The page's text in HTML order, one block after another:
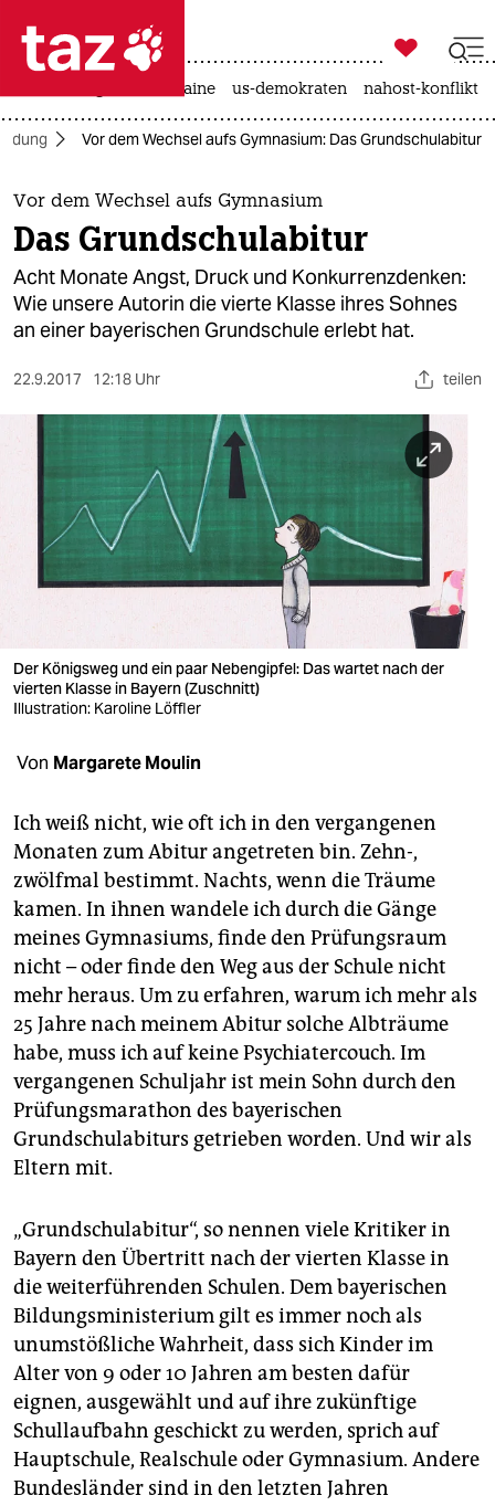
 taz zahl ich
taz zahl ich
themen
politik
öko
gesellschaft
sport
berlin
nord
wahrheit
verlag
verlag
shop
fragen & hilfe
unterstützen
abo
genossenschaft
epaper login

taz zahl ich
krieg in der ukraine us-demokraten nahost-konflikt
Vor dem Wechsel aufs Gymnasium: Das Grundschulabitur
Vor dem Wechsel aufs Gymnasium
Das Grundschulabitur
Acht Monate Angst, Druck und Konkurrenzdenken:
Wie unsere Autorin die vierte Klasse ihres Sohnes
an einer bayerischen Grundschule erlebt hat.
22.9.2017 12:18 Uhr teilen
Der Königsweg und ein paar Nebengipfel: Das wartet nach der
vierten Klasse in Bayern (Zuschnitt)
Illustration: Karoline Löffler
Von Margarete Moulin
Ich weiß nicht, wie oft ich in den vergangenen
Monaten zum Abitur angetreten bin. Zehn-,
zwölfmal bestimmt. Nachts, wenn die Träume
kamen. In ihnen wandele ich durch die Gänge
meines Gymnasiums, finde den Prüfungsraum
nicht – oder finde den Weg aus der Schule nicht
mehr heraus. Um zu erfahren, warum ich mehr als
25 Jahre nach meinem Abitur solche Albträume
habe, muss ich auf keine Psychiatercouch. Im
vergangenen Schuljahr ist mein Sohn durch den
Prüfungsmarathon des bayerischen
Grundschulabiturs getrieben worden. Und wir als
Eltern mit.
„Grundschulabitur“, so nennen viele Kritiker in
Bayern den Übertritt nach der vierten Klasse in
die weiterführenden Schulen. Dem bayerischen
Bildungsministerium gilt es immer noch als
unumstößliche Wahrheit, dass sich Kinder im
Alter von 9 oder 10 Jahren am besten dafür
eignen, ausgewählt und auf ihre zukünftige
Schullaufbahn geschickt zu werden, sprich auf
Hauptschule, Real­schule oder Gymnasium. Andere
Bundesländer sind in den letzten Jahren